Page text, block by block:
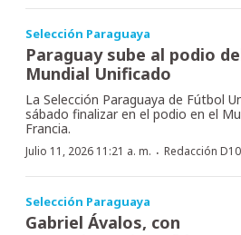
Selección Paraguaya
Paraguay sube al podio
Mundial Unificado
La Selección Paraguaya de Fútbol
sábado finalizar en el podio en el
Francia.
Julio 11, 2026 11:21 a. m. · Redacción D10
Selección Paraguaya
Gabriel Ávalos, con